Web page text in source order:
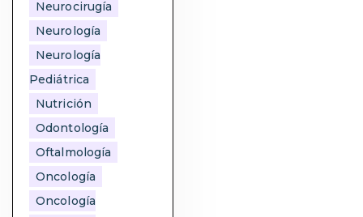
Neurocirugía
Neurología
Neurología
Pediátrica
Nutrición
Odontología
Oftalmología
Oncología
Oncología